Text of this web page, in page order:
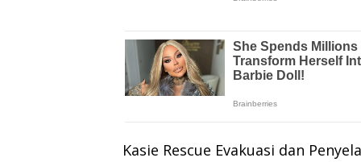
Kasie Rescue Evakuasi dan